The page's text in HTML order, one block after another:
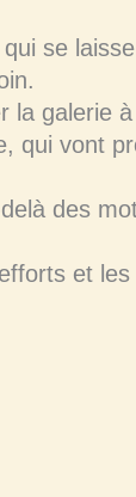
se
la galerie
qui vont
des
et